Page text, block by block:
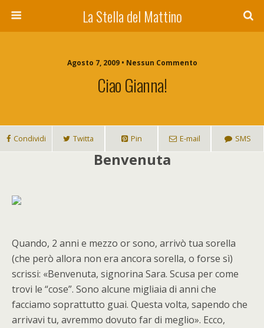
La Stella del Mattino
Agosto 7, 2009 • Nessun Commento
Ciao Gianna!
Condividi Twitta Pin E-mail SMS
Benvenuta
Quando, 2 anni e mezzo or sono, arrivò tua sorella
(che però allora non era ancora sorella, o forse sì)
scrissi: «Benvenuta, signorina Sara. Scusa per come
trovi le “cose”. Sono alcune migliaia di anni che
facciamo soprattutto guai. Questa volta, sapendo che
arrivavi tu, avremmo dovuto far di meglio». Ecco,